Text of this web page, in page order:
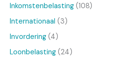
Inkomstenbelasting (108)
Internationaal (3)
Invordering (4)
Loonbelasting (24)